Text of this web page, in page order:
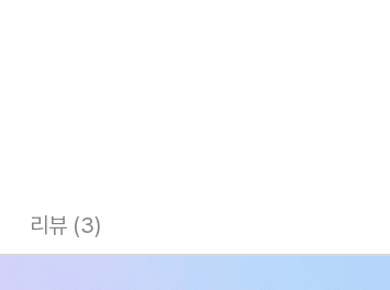
리뷰 (3)